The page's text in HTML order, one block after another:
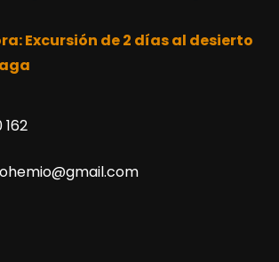
Excursión de 2 días al desierto
162